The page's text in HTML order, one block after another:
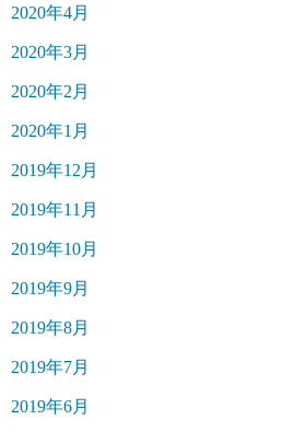
2020年4月
2020年3月
2020年2月
2020年1月
2019年12月
2019年11月
2019年10月
2019年9月
2019年8月
2019年7月
2019年6月